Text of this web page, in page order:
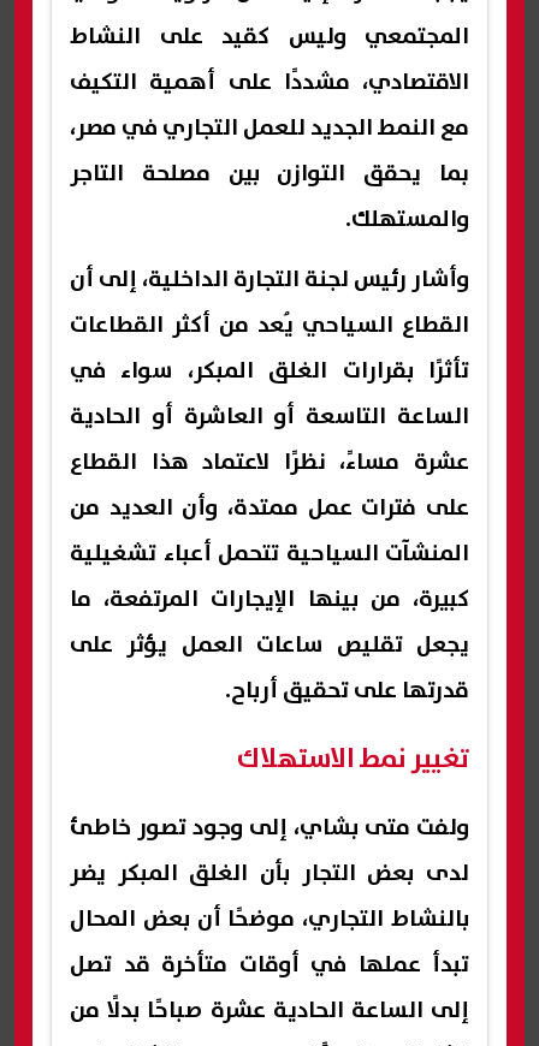
المجتمعي وليس كقيد على النشاط
الاقتصادي، مشددًا على أهمية التكيف
مع النمط الجديد للعمل التجاري في مصر،
بما يحقق التوازن بين مصلحة التاجر
والمستهلك.
وأشار رئيس لجنة التجارة الداخلية، إلى أن
القطاع السياحي يُعد من أكثر القطاعات
تأثرًا بقرارات الغلق المبكر، سواء في
الساعة التاسعة أو العاشرة أو الحادية
عشرة مساءً، نظرًا لاعتماد هذا القطاع
على فترات عمل ممتدة، وأن العديد من
المنشآت السياحية تتحمل أعباء تشغيلية
كبيرة، من بينها الإيجارات المرتفعة، ما
يجعل تقليص ساعات العمل يؤثر على
قدرتها على تحقيق أرباح.
تغيير نمط الاستهلاك
ولفت متى بشاي، إلى وجود تصور خاطئ
لدى بعض التجار بأن الغلق المبكر يضر
بالنشاط التجاري، موضحًا أن بعض المحال
تبدأ عملها في أوقات متأخرة قد تصل
إلى الساعة الحادية عشرة صباحًا بدلًا من